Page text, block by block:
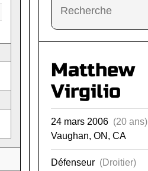
Matthew
Virgilio
24 mars 2006 (20 ans)
Vaughan, ON, CA
Défenseur (Droitier)